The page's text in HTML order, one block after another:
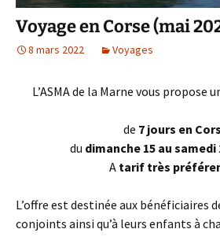
Voyage en Corse (mai
8 mars 2022 Voyages
L’ASMA de la Marne vous propose
de 7 jours en
du dimanche 15 au samedi
A tarif très
L’offre est destinée aux bénéficiaires
conjoints ainsi qu’à leurs enfants à